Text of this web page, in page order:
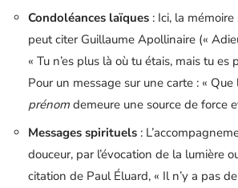
Condoléances laïques : Ici, la
peut citer Guillaume Apollinaire («
« Tu n’es plus là où tu étais, mais tu es
Pour un message sur une carte : «
prénom demeure une source de force
Messages spirituels :
douceur, par l’évocation de la lumière
citation de Paul Éluard, « Il n’y a pas